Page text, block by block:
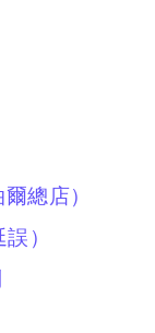
總店）
）